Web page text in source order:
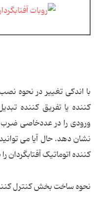
كننده یا تفریق كننده
ورودی را در عددخاصی
كننده اتوماتیک آفتابگردان
نحوه ساخت بخش کنترل